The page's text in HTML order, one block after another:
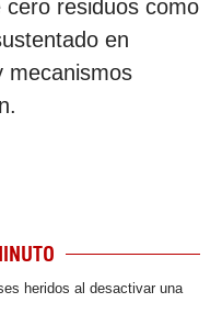
residuos como
en
mecanismos
heridos al desactivar una